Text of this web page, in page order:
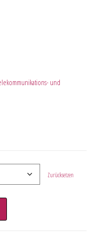
und
Zurücksetzen